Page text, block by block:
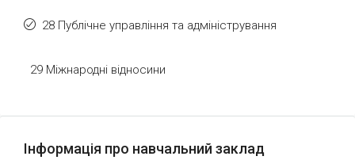
28 Публічне управління та адміністрування
29 Міжнародні відносини
Інформація про навчальний заклад